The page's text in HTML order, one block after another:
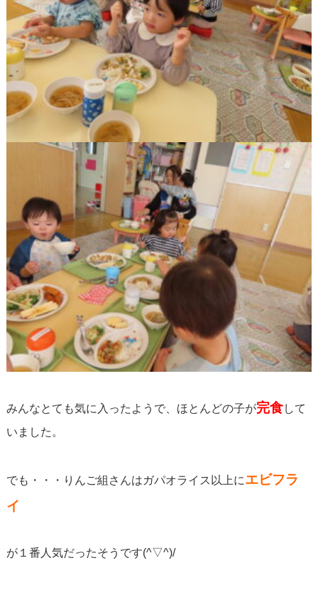
みんなとても気に入ったようで、ほとんどの子が完食して
いました。
でも・・・りんご組さんはガパオライス以上にエビフラ
イ
が１番人気だったそうです(^▽^)/